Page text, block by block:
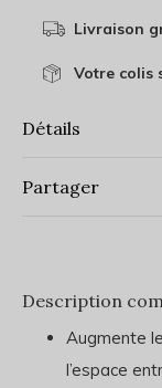
Livraison
Votre colis
Détails
Partager
Description
Augmente
l’espace